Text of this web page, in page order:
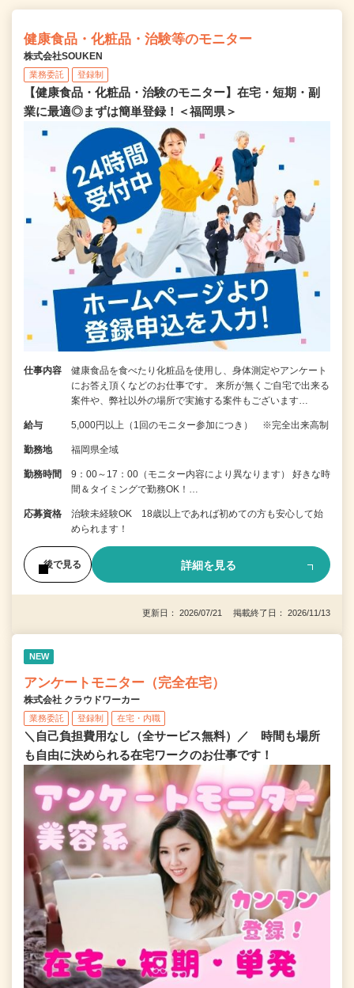
健康食品・化粧品・治験等のモニター
株式会社SOUKEN
業務委託 登録制
【健康食品・化粧品・治験のモニター】在宅・短期・副
業に最適◎まずは簡単登録！＜福岡県＞
仕事内容
健康食品を食べたり化粧品を使用し、身体測定やアンケート
にお答え頂くなどのお仕事です。 来所が無くご自宅で出来る
案件や、弊社以外の場所で実施する案件もございます…
給与 5,000円以上（1回のモニター参加につき） ※完全出来高制
勤務地 福岡県全域
勤務時間
9：00～17：00（モニター内容により異なります） 好きな時
間＆タイミングで勤務OK！…
応募資格
治験未経験OK 18歳以上であれば初めての方も安心して始
められます！
後で見る 詳細を見る
更新日： 2026/07/21 掲載終了日： 2026/11/13
NEW
アンケートモニター（完全在宅）
株式会社 クラウドワーカー
業務委託 登録制 在宅・内職
＼自己負担費用なし（全サービス無料）／ 時間も場所
も自由に決められる在宅ワークのお仕事です！